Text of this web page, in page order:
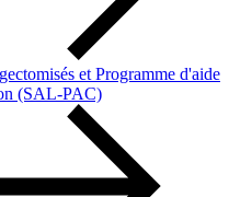
et Programme d'aide
(SAL-PAC)